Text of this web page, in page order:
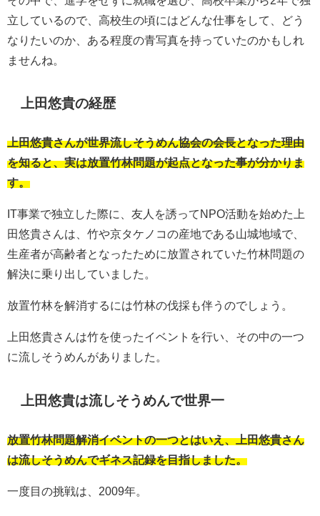
立しているので、高校生の頃にはどんな仕事をして、どう
なりたいのか、ある程度の青写真を持っていたのかもしれ
ませんね。
上田悠貴の経歴
上田悠貴さんが世界流しそうめん協会の会長となった理由
を知ると、実は放置竹林問題が起点となった事が分かりま
す。
IT事業で独立した際に、友人を誘ってNPO活動を始めた上
田悠貴さんは、竹や京タケノコの産地である山城地域で、
生産者が高齢者となったために放置されていた竹林問題の
解決に乗り出していました。
放置竹林を解消するには竹林の伐採も伴うのでしょう。
上田悠貴さんは竹を使ったイベントを行い、その中の一つ
に流しそうめんがありました。
上田悠貴は流しそうめんで世界一
放置竹林問題解消イベントの一つとはいえ、上田悠貴さん
は流しそうめんでギネス記録を目指しました。
一度目の挑戦は、2009年。